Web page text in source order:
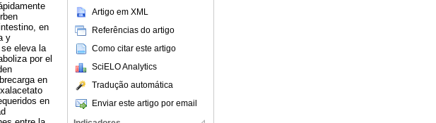
Artigo em XML
Referências do artigo
Como citar este artigo
SciELO Analytics
Tradução automática
Enviar este artigo por email
en
y
eleva la
por el
en
en